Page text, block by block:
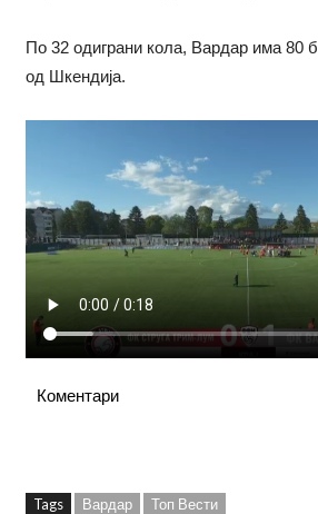
По 32 одиграни кола, Вардар има 80
од Шкендија.
Коментари
Tags Вардар Топ Вести